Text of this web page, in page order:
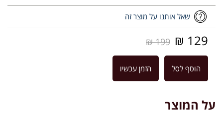
שאל אותנו על מוצר זה
129 ₪
199 ₪
הוסף לסל הזמן עכשיו
על המוצר